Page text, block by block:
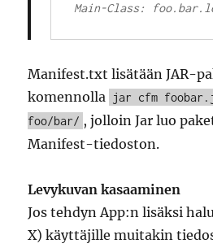
Manifest.txt lisätään JAR-
komennolla jar cfm
foo/bar/ , jolloin Jar luo
Manifest-tiedoston.
Levykuvan kasaaminen
Jos tehdyn App:n lisäksi
X) käyttäjille muitakin